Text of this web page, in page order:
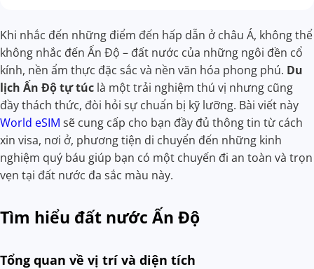
Khi nhắc đến những điểm đến hấp dẫn ở châu Á, không thể
không nhắc đến Ấn Độ – đất nước của những ngôi đền cổ
kính, nền ẩm thực đặc sắc và nền văn hóa phong phú. Du
lịch Ấn Độ tự túc là một trải nghiệm thú vị nhưng cũng
đầy thách thức, đòi hỏi sự chuẩn bị kỹ lưỡng. Bài viết này
World eSIM sẽ cung cấp cho bạn đầy đủ thông tin từ cách
xin visa, nơi ở, phương tiện di chuyển đến những kinh
nghiệm quý báu giúp bạn có một chuyến đi an toàn và trọn
vẹn tại đất nước đa sắc màu này.
Tìm hiểu đất nước Ấn Độ
Tổng quan về vị trí và diện tích